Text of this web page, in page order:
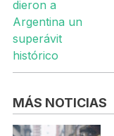
MÁS NOTICIAS